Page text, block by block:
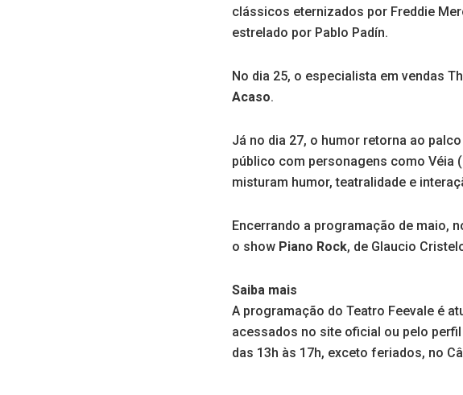
clássicos eternizados por Freddie
estrelado por Pablo Padín.
No dia 25, o especialista em vendas
Acaso.
Já no dia 27, o humor retorna ao
público com personagens como Véia
misturam humor, teatralidade e
Encerrando a programação de maio,
o show Piano Rock, de Glaucio
Saiba mais
A programação do Teatro Feevale é
acessados no site oficial ou pelo
das 13h às 17h, exceto feriados, no